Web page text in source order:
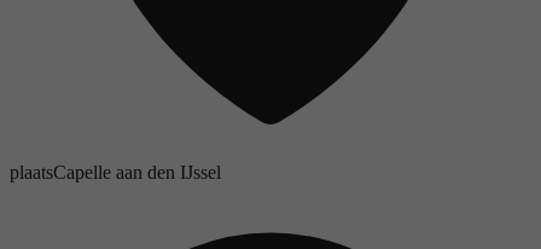
plaatsCapelle aan den IJssel